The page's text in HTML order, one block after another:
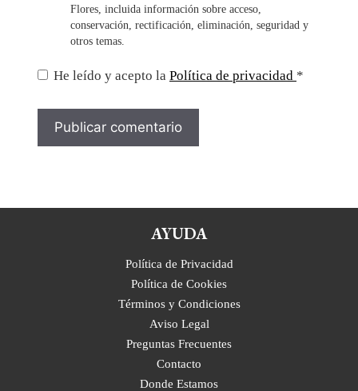
Flores, incluida información sobre acceso,
conservación, rectificación, eliminación, seguridad y
otros temas.
He leído y acepto la Política de privacidad *
AYUDA
Política de Privacidad
Política de Cookies
Términos y Condiciones
Aviso Legal
Preguntas Frecuentes
Contacto
Donde Estamos